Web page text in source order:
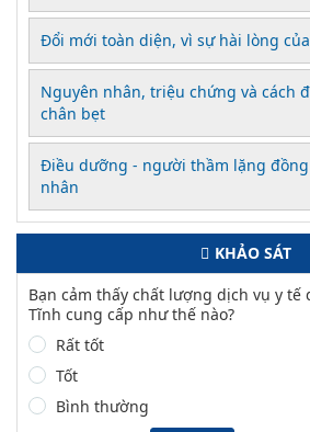
Đổi mới toàn diện, vì sự hài lòng
Nguyên nhân, triệu chứng và cách
chân bẹt
Điều dưỡng - người thầm lặng
nhân
KHẢO SÁT
Bạn cảm thấy chất lượng dịch vụ y tế
Tĩnh cung cấp như thế nào?
Rất tốt
Tốt
Bình thường